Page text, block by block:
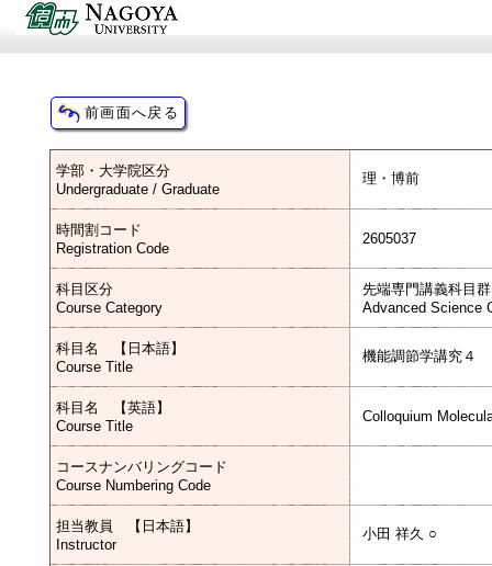
学部・大学院区分
Undergraduate / Graduate
理・博前
時間割コード
Registration Code
2605037
科目区分
Course Category
先端専門講義科目
Advanced Science
科目名 【日本語】
Course Title
機能調節学講究４
科目名 【英語】
Course Title
Colloquium
コースナンバリングコード
Course Numbering Code
担当教員 【日本語】
Instructor
小田 祥久 ○